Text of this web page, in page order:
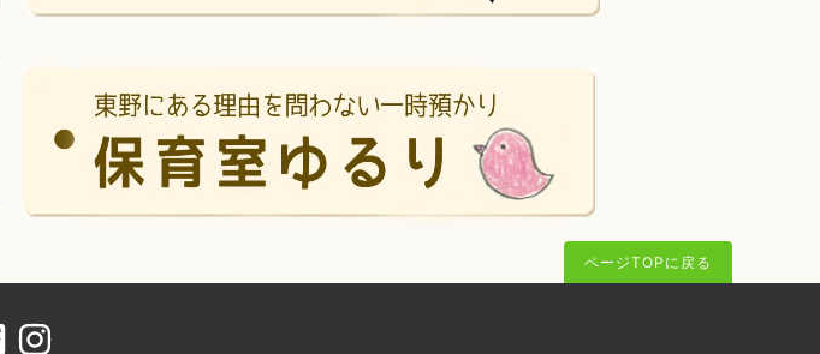
ページTOPに戻る